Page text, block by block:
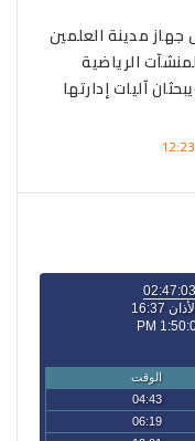
جهاز مدينة العلمين
الرياضية
آليات إدارتها